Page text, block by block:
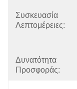
Συσκευασία
Λεπτομέρειες:
Δυνατότητα
Προσφοράς: